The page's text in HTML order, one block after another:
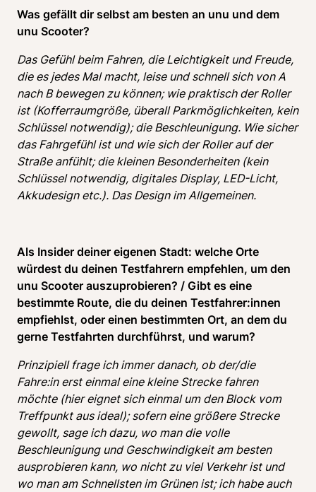
Was gefällt dir selbst am besten an unu und dem
unu Scooter?
Das Gefühl beim Fahren, die Leichtigkeit und Freude,
die es jedes Mal macht, leise und schnell sich von A
nach B bewegen zu können; wie praktisch der Roller
ist (Kofferraumgröße, überall Parkmöglichkeiten, kein
Schlüssel notwendig); die Beschleunigung. Wie sicher
das Fahrgefühl ist und wie sich der Roller auf der
Straße anfühlt; die kleinen Besonderheiten (kein
Schlüssel notwendig, digitales Display, LED-Licht,
Akkudesign etc.). Das Design im Allgemeinen.
Als Insider deiner eigenen Stadt: welche Orte
würdest du deinen Testfahrern empfehlen, um den
unu Scooter auszuprobieren? / Gibt es eine
bestimmte Route, die du deinen Testfahrer:innen
empfiehlst, oder einen bestimmten Ort, an dem du
gerne Testfahrten durchführst, und warum?
Prinzipiell frage ich immer danach, ob der/die
Fahre:in erst einmal eine kleine Strecke fahren
möchte (hier eignet sich einmal um den Block vom
Treffpunkt aus ideal); sofern eine größere Strecke
gewollt, sage ich dazu, wo man die volle
Beschleunigung und Geschwindigkeit am besten
ausprobieren kann, wo nicht zu viel Verkehr ist und
wo man am Schnellsten im Grünen ist; ich habe auch